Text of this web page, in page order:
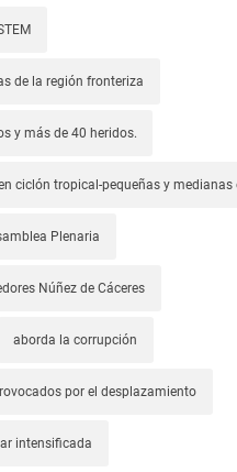
de la región fronteriza
y más de 40 heridos.
ciclón tropical-pequeñas y
Plenaria
Núñez de Cáceres
aborda la corrupción
por el desplazamiento
intensificada